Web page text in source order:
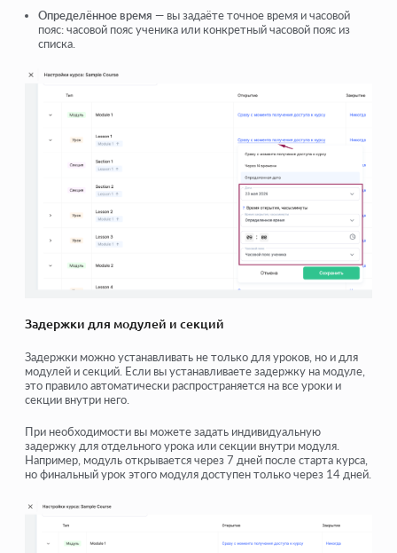
Определённое время — вы задаёте точное время и часовой
пояс: часовой пояс ученика или конкретный часовой пояс из
списка.
Задержки для модулей и секций
Задержки можно устанавливать не только для уроков, но и для
модулей и секций. Если вы устанавливаете задержку на модуле,
это правило автоматически распространяется на все уроки и
секции внутри него.
При необходимости вы можете задать индивидуальную
задержку для отдельного урока или секции внутри модуля.
Например, модуль открывается через 7 дней после старта курса,
но финальный урок этого модуля доступен только через 14 дней.